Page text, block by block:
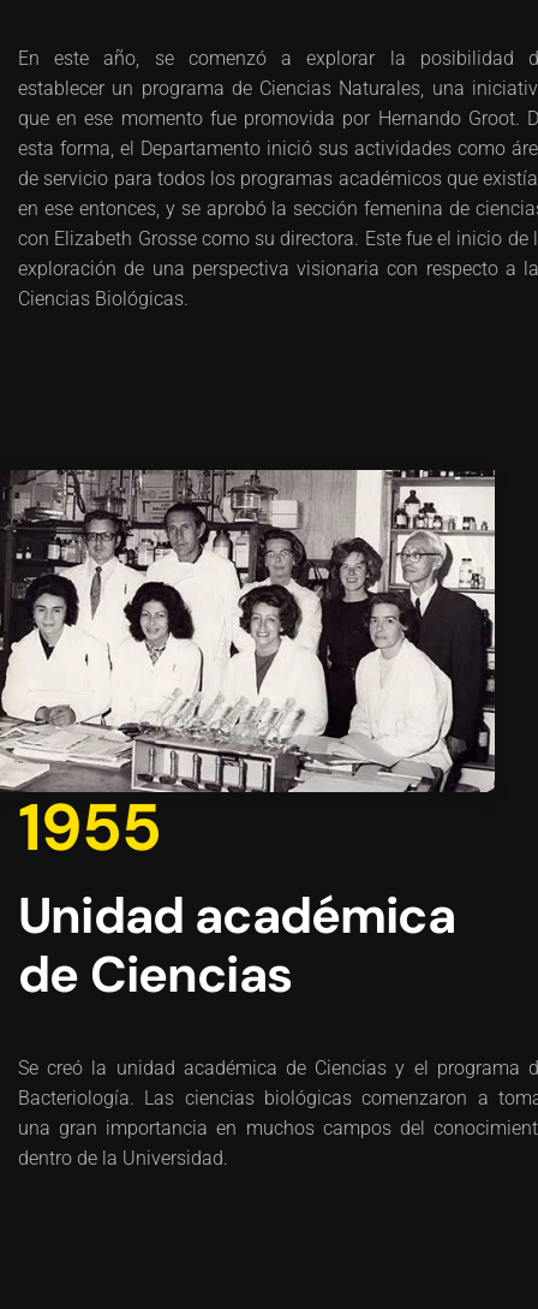
En este año, se comenzó a explorar la posibilidad
establecer un programa de Ciencias Naturales, una
que en ese momento fue promovida por Hernando Groot.
esta forma, el Departamento inició sus actividades como
de servicio para todos los programas académicos que
en ese entonces, y se aprobó la sección femenina de
con Elizabeth Grosse como su directora. Este fue el inicio de
exploración de una perspectiva visionaria con respecto a
Ciencias Biológicas.
1955
Unidad académica
de Ciencias
Se creó la unidad académica de Ciencias y el programa
Bacteriología. Las ciencias biológicas comenzaron a
una gran importancia en muchos campos del
dentro de la Universidad.